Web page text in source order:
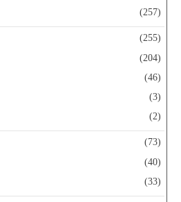
(257)
(255)
(204)
(46)
(3)
(2)
(73)
(40)
(33)